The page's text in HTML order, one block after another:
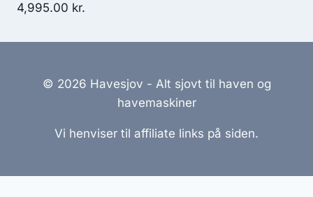
4,995.00 kr.
© 2026 Havesjov - Alt sjovt til haven og
havemaskiner
Vi henviser til affiliate links på siden.